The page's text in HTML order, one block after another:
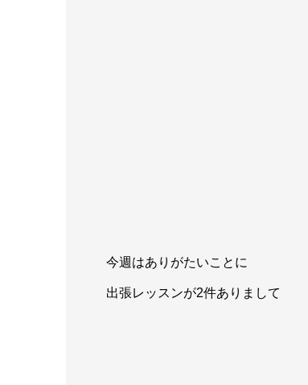
今週はありがたいことに
出張レッスンが2件ありまして